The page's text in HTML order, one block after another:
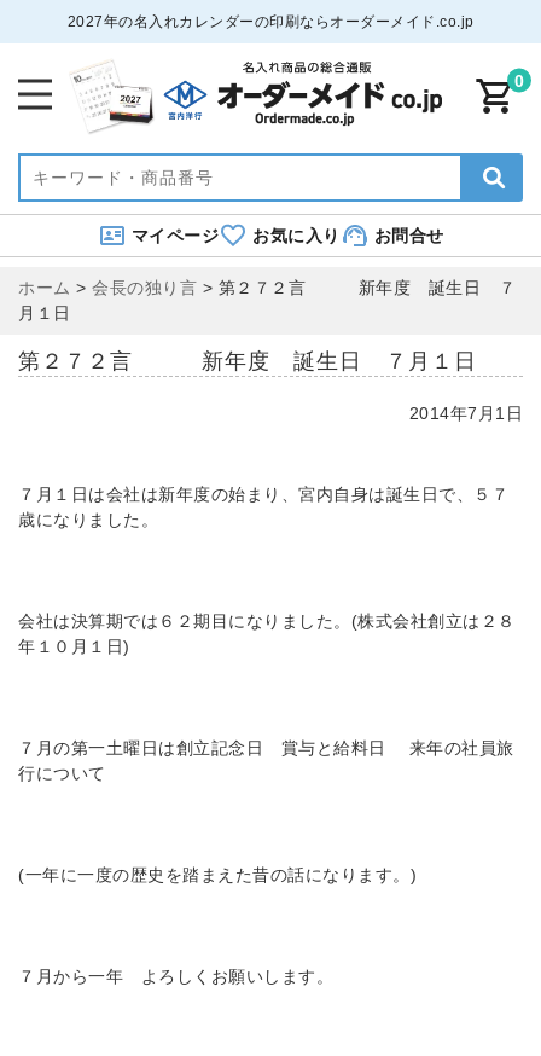
2027年の名入れカレンダーの印刷ならオーダーメイド.co.jp
0
マイページ お気に入り お問合せ
ホーム > 会長の独り言 > 第２７２言 新年度 誕生日 ７
月１日
第２７２言 新年度 誕生日 ７月１日
2014年7月1日
７月１日は会社は新年度の始まり、宮内自身は誕生日で、５７
歳になりました。
会社は決算期では６２期目になりました。(株式会社創立は２８
年１０月１日)
７月の第一土曜日は創立記念日 賞与と給料日 来年の社員旅
行について
(一年に一度の歴史を踏まえた昔の話になります。)
７月から一年 よろしくお願いします。